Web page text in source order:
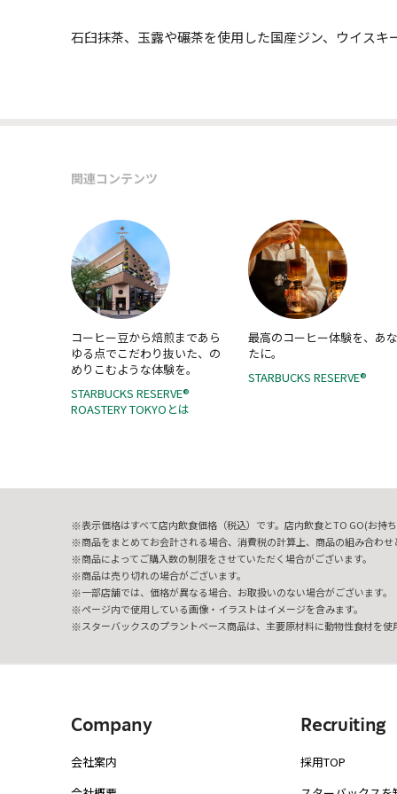
石臼抹茶、玉露や碾茶を使用した国産ジン、ウイス
関連コンテンツ
コーヒー豆から焙煎まであら
ゆる点でこだわり抜いた、の
めりこむような体験を。
STARBUCKS RESERVE®
ROASTERY TOKYOとは
最高のコーヒー体験を、あな
たに。
STARBUCKS RESERVE®
表示価格はすべて店内飲食価格（税込）です。店内飲食とTO GO(お
商品をまとめてお会計される場合、消費税の計算上、商品の組み合わ
商品によってご購入数の制限をさせていただく場合がございます。
商品は売り切れの場合がございます。
一部店舗では、価格が異なる場合、お取扱いのない場合がございます。
ページ内で使用している画像・イラストはイメージを含みます。
スターバックスのプラントベース商品は、主要原材料に動物性食材を使
Company
会社案内
Recruiting
採用TOP